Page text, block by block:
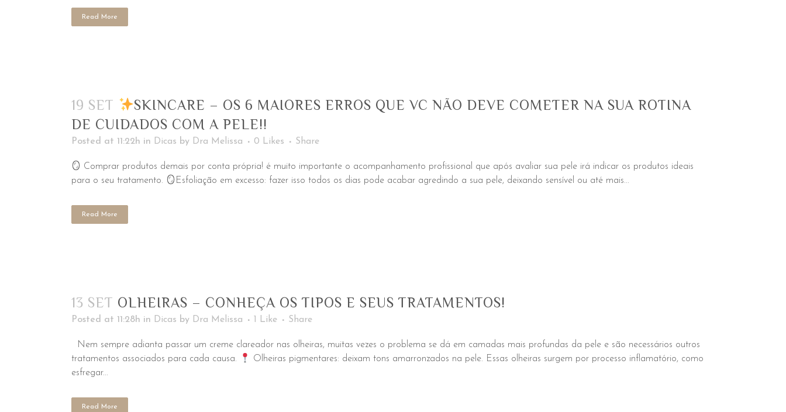
Read More
19 SET
SKINCARE – OS 6 MAIORES ERROS QUE VC NÃO DEVE COMETER NA SUA ROTINA
DE CUIDADOS COM A PELE!!
Posted at 11:22h in Dicas by Dra Melissa 0 Likes Share
🪞 Comprar produtos demais por conta própria! é muito importante o acompanhamento profissional que após avaliar sua pele irá indicar os produtos ideais
para o seu tratamento. 🪞Esfoliação em excesso: fazer isso todos os dias pode acabar agredindo a sua pele, deixando sensível ou até mais...
Read More
13 SET OLHEIRAS – CONHEÇA OS TIPOS E SEUS TRATAMENTOS!
Posted at 11:28h in Dicas by Dra Melissa Like Share
Nem sempre adianta passar um creme clareador nas olheiras, muitas vezes o problema se dá em camadas mais profundas da pele e são necessários outros
tratamentos associados para cada causa.
Olheiras pigmentares: deixam tons amarronzados na pele. Essas olheiras surgem por processo inflamatório, como
esfregar...
Read More